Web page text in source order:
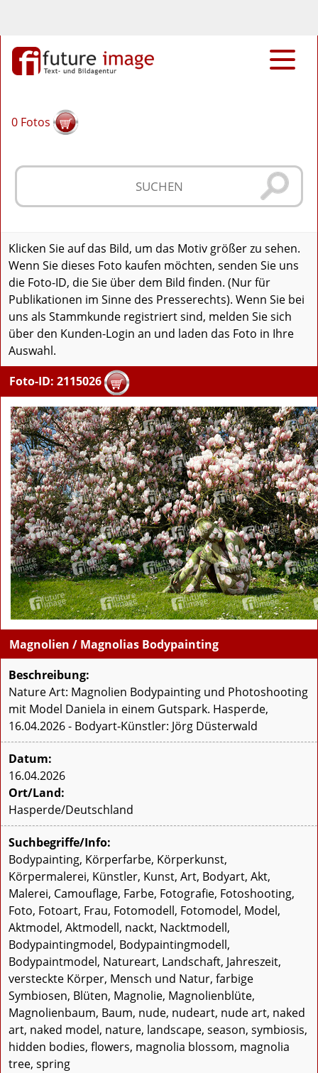
0 Fotos
Klicken Sie auf das Bild, um das Motiv größer zu sehen.
Wenn Sie dieses Foto kaufen möchten, senden Sie uns
die Foto-ID, die Sie über dem Bild finden. (Nur für
Publikationen im Sinne des Presserechts). Wenn Sie bei
uns als Stammkunde registriert sind, melden Sie sich
über den Kunden-Login an und laden das Foto in Ihre
Auswahl.
Foto-ID: 2115026
Magnolien / Magnolias Bodypainting
Beschreibung:
Nature Art: Magnolien Bodypainting und Photoshooting
mit Model Daniela in einem Gutspark. Hasperde,
16.04.2026 - Bodyart-Künstler: Jörg Düsterwald
Datum:
16.04.2026
Ort/Land:
Hasperde/Deutschland
Suchbegriffe/Info:
Bodypainting, Körperfarbe, Körperkunst,
Körpermalerei, Künstler, Kunst, Art, Bodyart, Akt,
Malerei, Camouflage, Farbe, Fotografie, Fotoshooting,
Foto, Fotoart, Frau, Fotomodell, Fotomodel, Model,
Aktmodel, Aktmodell, nackt, Nacktmodell,
Bodypaintingmodel, Bodypaintingmodell,
Bodypaintmodel, Natureart, Landschaft, Jahreszeit,
versteckte Körper, Mensch und Natur, farbige
Symbiosen, Blüten, Magnolie, Magnolienblüte,
Magnolienbaum, Baum, nude, nudeart, nude art, naked
art, naked model, nature, landscape, season, symbiosis,
hidden bodies, flowers, magnolia blossom, magnolia
tree, spring